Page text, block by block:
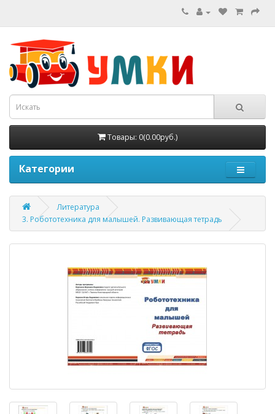
Товары: 0(0.00руб.)
Категории
Литература
3. Робототехника для малышей. Развивающая тетрадь